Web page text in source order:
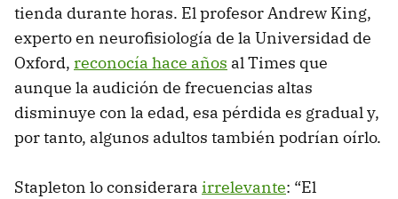
tienda durante horas. El profesor Andrew King,
experto en neurofisiología de la Universidad de
Oxford, reconocía hace años al Times que
aunque la audición de frecuencias altas
disminuye con la edad, esa pérdida es gradual y,
por tanto, algunos adultos también podrían oírlo.
Stapleton lo considerara irrelevante: “El